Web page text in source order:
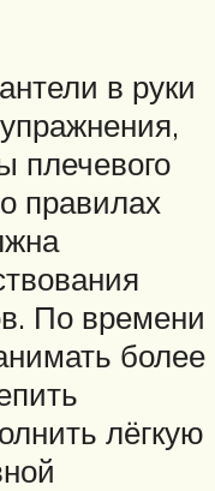
в руки
плечевого
правилах
По времени
более
лёгкую